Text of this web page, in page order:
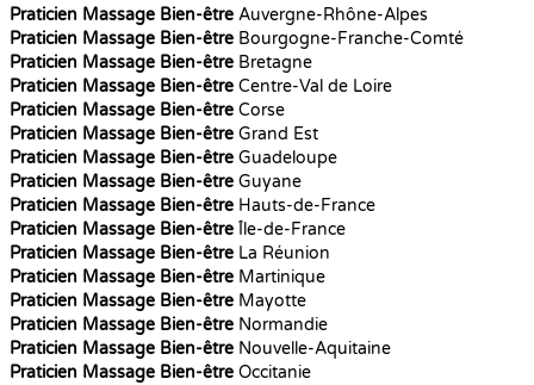
Praticien Massage Bien-être Auvergne-Rhône-Alpes
Praticien Massage Bien-être Bourgogne-Franche-Comté
Praticien Massage Bien-être Bretagne
Praticien Massage Bien-être Centre-Val de Loire
Praticien Massage Bien-être Corse
Praticien Massage Bien-être Grand Est
Praticien Massage Bien-être Guadeloupe
Praticien Massage Bien-être Guyane
Praticien Massage Bien-être Hauts-de-France
Praticien Massage Bien-être Île-de-France
Praticien Massage Bien-être La Réunion
Praticien Massage Bien-être Martinique
Praticien Massage Bien-être Mayotte
Praticien Massage Bien-être Normandie
Praticien Massage Bien-être Nouvelle-Aquitaine
Praticien Massage Bien-être Occitanie